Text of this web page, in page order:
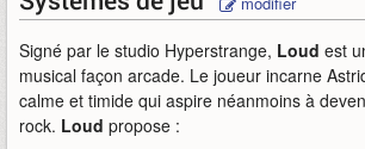
Signé par le studio Hyperstrange, Loud est
musical façon arcade. Le joueur incarne
calme et timide qui aspire néanmoins à
rock. Loud propose :